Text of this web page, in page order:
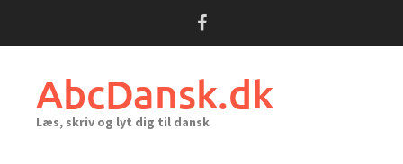
AbcDansk.dk
Læs, skriv og lyt dig til dansk